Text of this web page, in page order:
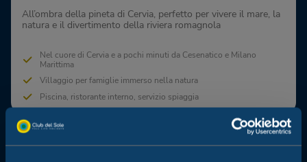
All’ombra della pineta di Cervia, perfetto per vivere il mare, la
natura e il divertimento della riviera romagnola
Nel cuore di Cervia e a pochi minuti da Cesenatico e Milano
Marittima
Villaggio per famiglie immerso nella natura
Piscina, ristorante interno, servizio spiaggia